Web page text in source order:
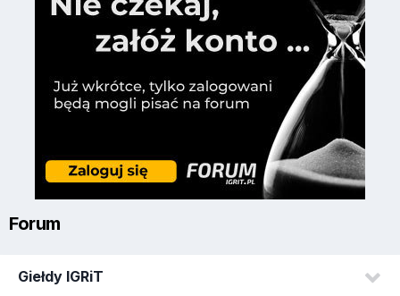
Forum
Giełdy IGRiT